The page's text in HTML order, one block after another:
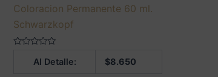
Coloracion Permanente 60 ml.
Schwarzkopf
Al Detalle: $8.650